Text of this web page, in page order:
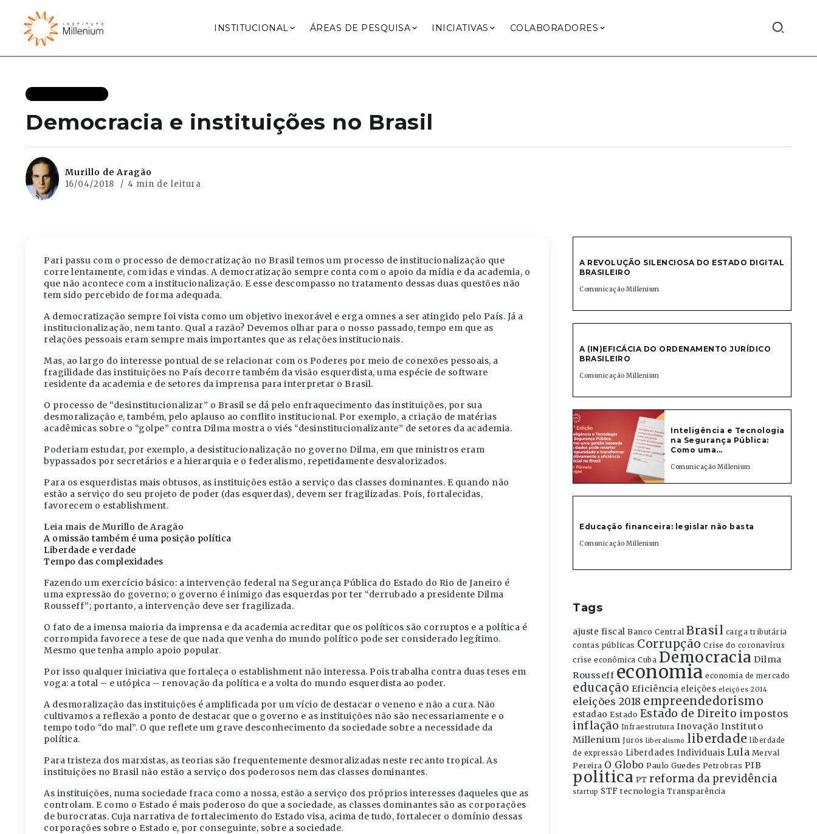
INSTITUCIONAL ÁREAS DE PESQUISA INICIATIVAS COLABORADORES
Democracia e instituições no Brasil
Murillo de Aragão
16/04/2018 4 min de leitura
Pari passu com o processo de democratização no Brasil temos um processo de institucionalização que
corre lentamente, com idas e vindas. A democratização sempre conta com o apoio da mídia e da academia, o
que não acontece com a institucionalização. E esse descompasso no tratamento dessas duas questões não
tem sido percebido de forma adequada.
A democratização sempre foi vista como um objetivo inexorável e erga omnes a ser atingido pelo País. Já a
institucionalização, nem tanto. Qual a razão? Devemos olhar para o nosso passado, tempo em que as
relações pessoais eram sempre mais importantes que as relações institucionais.
Mas, ao largo do interesse pontual de se relacionar com os Poderes por meio de conexões pessoais, a
fragilidade das instituições no País decorre também da visão esquerdista, uma espécie de software
residente da academia e de setores da imprensa para interpretar o Brasil.
O processo de “desinstitucionalizar” o Brasil se dá pelo enfraquecimento das instituições, por sua
desmoralização e, também, pelo aplauso ao conflito institucional. Por exemplo, a criação de matérias
acadêmicas sobre o “golpe” contra Dilma mostra o viés “desinstitucionalizante” de setores da academia.
Poderiam estudar, por exemplo, a desistitucionalização no governo Dilma, em que ministros eram
bypassados por secretários e a hierarquia e o federalismo, repetidamente desvalorizados.
Para os esquerdistas mais obtusos, as instituições estão a serviço das classes dominantes. E quando não
estão a serviço do seu projeto de poder (das esquerdas), devem ser fragilizadas. Pois, fortalecidas,
favorecem o establishment.
Leia mais de Murillo de Aragão
A omissão também é uma posição política
Liberdade e verdade
Tempo das complexidades
Fazendo um exercício básico: a intervenção federal na Segurança Pública do Estado do Rio de Janeiro é
uma expressão do governo; o governo é inimigo das esquerdas por ter “derrubado a presidente Dilma
Rousseff”; portanto, a intervenção deve ser fragilizada.
O fato de a imensa maioria da imprensa e da academia acreditar que os políticos são corruptos e a política é
corrompida favorece a tese de que nada que venha do mundo político pode ser considerado legítimo.
Mesmo que tenha amplo apoio popular.
Por isso qualquer iniciativa que fortaleça o establishment não interessa. Pois trabalha contra duas teses em
voga: a total – e utópica – renovação da política e a volta do mundo esquerdista ao poder.
A desmoralização das instituições é amplificada por um vício de destacar o veneno e não a cura. Não
cultivamos a reflexão a ponto de destacar que o governo e as instituições não são necessariamente e o
tempo todo “do mal”. O que reflete um grave desconhecimento da sociedade sobre a necessidade da
política.
Para tristeza dos marxistas, as teorias são frequentemente desmoralizadas neste recanto tropical. As
instituições no Brasil não estão a serviço dos poderosos nem das classes dominantes.
As instituições, numa sociedade fraca como a nossa, estão a serviço dos próprios interesses daqueles que as
controlam. E como o Estado é mais poderoso do que a sociedade, as classes dominantes são as corporações
de burocratas. Cuja narrativa de fortalecimento do Estado visa, acima de tudo, fortalecer o domínio dessas
corporações sobre o Estado e, por conseguinte, sobre a sociedade.
A REVOLUÇÃO SILENCIOSA DO ESTADO DIGITAL
BRASILEIRO
Comunicação Millenium
A (IN)EFICÁCIA DO ORDENAMENTO JURÍDICO
BRASILEIRO
Comunicação Millenium
Inteligência e Tecnologia
na Segurança Pública:
Como uma...
Comunicação Millenium
Educação financeira: legislar não basta
Comunicação Millenium
Tags
ajuste fiscal Banco Central Brasil carga tributária
contas públicas Corrupção Crise do coronavírus
crise econômica Cuba Democracia Dilma
Rousseff economia economia de mercado
educação Eficiência eleições eleições 2014
eleições 2018 empreendedorismo
estadao Estado Estado de Direito impostos
inflação Infraestrutura Inovação Instituto
Millenium Juros liberalismo liberdade liberdade
de expressão Liberdades Individuais Lula Merval
Pereira O Globo Paulo Guedes Petrobras PIB
politica PT reforma da previdência
startup STF tecnologia Transparência